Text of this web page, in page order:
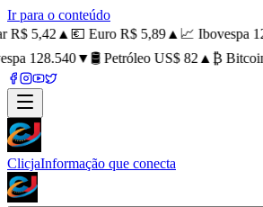
Ir para o conteúdo
5,42▲ 💶 Euro R$ 5,89▲📈 Ibovespa
128.540▼🛢️ Petróleo US$ 82▲ ₿ Bitcoin
ClicjaInformação que conecta